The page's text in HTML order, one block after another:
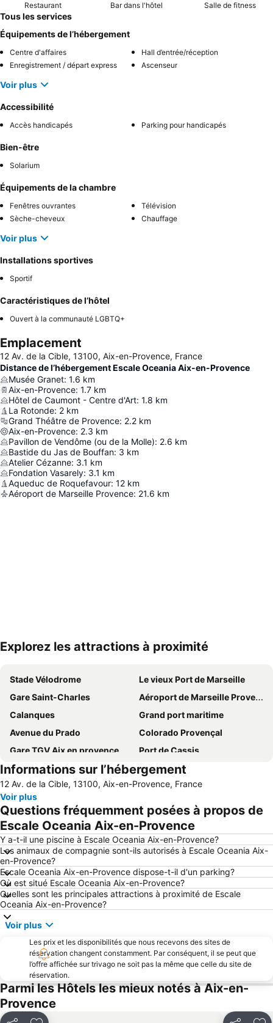
Restaurant Bar dans l'hôtel Salle de fitness
Tous les services
Équipements de l’hébergement
Centre d'affaires
Hall d’entrée/réception
Enregistrement / départ express
Ascenseur
Voir plus
Accessibilité
Accès handicapés Parking pour handicapés
Bien-être
Solarium
Équipements de la chambre
Fenêtres ouvrantes
Télévision
Sèche-cheveux
Chauffage
Voir plus
Installations sportives
Sportif
Caractéristiques de l’hôtel
Ouvert à la communauté LGBTQ+
Emplacement
12 Av. de la Cible, 13100, Aix-en-Provence, France
Distance de l’hébergement Escale Oceania Aix-en-Provence
Musée Granet: 1.6 km
Aix-en-Provence: 1.7 km
Hôtel de Caumont - Centre d'Art: 1.8 km
La Rotonde: 2 km
Grand Théâtre de Provence: 2.2 km
Aix-en-Provence: 2.3 km
Pavillon de Vendôme (ou de la Molle): 2.6 km
Bastide du Jas de Bouffan: 3 km
Atelier Cézanne: 3.1 km
Fondation Vasarely: 3.1 km
Aqueduc de Roquefavour: 12 km
Aéroport de Marseille Provence: 21.6 km
Explorez les attractions à proximité
Stade Vélodrome
Le vieux Port de Marseille
Gare Saint-Charles
Aéroport de Marseille Provence
Calanques
Grand port maritime
Avenue du Prado
Colorado Provençal
Gare TGV Aix en provence
Port de Cassis
OK Corral - Parc à thème western
Sainte-Marguerite
La Pointe-Rouge
Le Sentier des Ocres
Zoo de la Barben
Cours Mirabeau
Les Lecques
Gare Aix en provence
Plage de Rènecros
Port de Bandol
Lac d'Esparron
Centre La Valentine
Parc Borély
Le Panier
Rue Paradis
les Catalans
Corniche du President JF Kennedy
Port des Goudes
La Rose
Aqualand
Metro Marseille
Mazargues
Calanque d'en Vau
Gare de Vitrolles
Escale Borély
Palais du Pharo
Marché du Prado
Informations sur l’hébergement
12 Av. de la Cible, 13100, Aix-en-Provence, France
Voir plus
Questions fréquemment posées à propos de
Escale Oceania Aix-en-Provence
Y a-t-il une piscine à Escale Oceania Aix-en-Provence?
Les animaux de compagnie sont-ils autorisés à Escale Oceania Aix-
en-Provence?
Escale Oceania Aix-en-Provence dispose-t-il d'un parking?
Où est situé Escale Oceania Aix-en-Provence?
Quelles sont les principales attractions à proximité de Escale
Oceania Aix-en-Provence?
Voir plus
Les prix et les disponibilités que nous recevons des sites de
réservation changent constamment. Par conséquent, il se peut que
l’offre affichée sur trivago ne soit pas la même que celle du site de
réservation.
Parmi les Hôtels les mieux notés à Aix-en-
Provence